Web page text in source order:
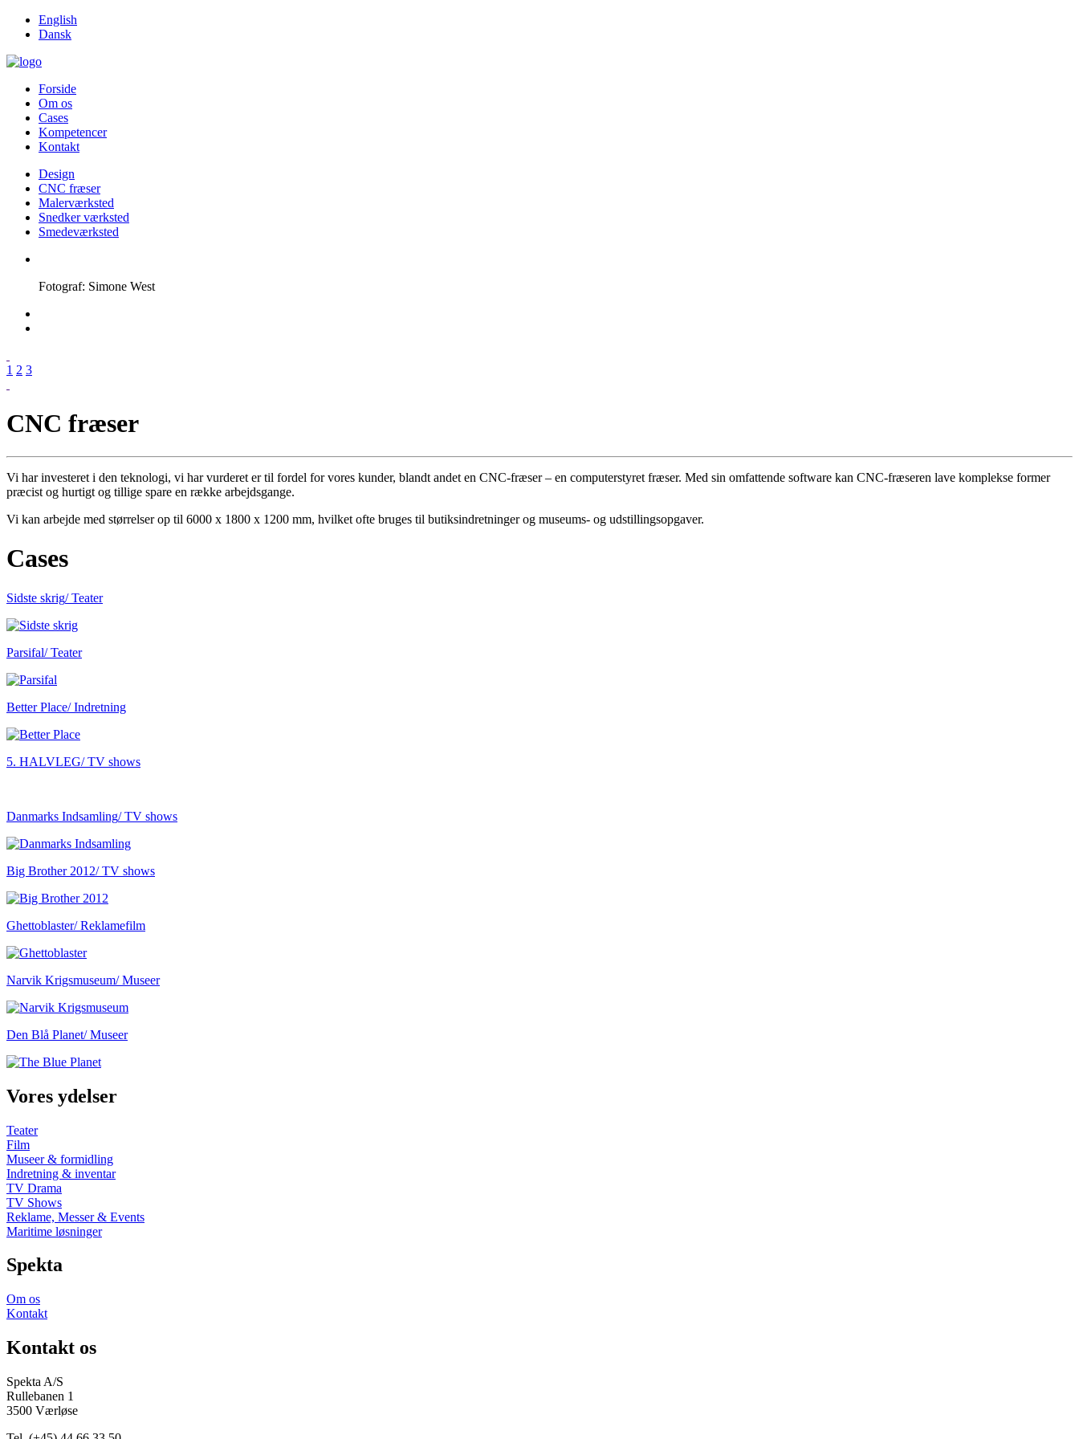
English
Dansk
Forside
Om os
Cases
Kompetencer
Kontakt
Design
CNC fræser
Malerværksted
Snedker værksted
Smedeværksted
Fotograf: Simone West
1 2 3
CNC fræser
Vi har investeret i den teknologi, vi har vurderet er til fordel for vores kunder, blandt andet en CNC-fræser – en computerstyret fræser. Med sin omfattende software kan CNC-fræseren lave komplekse former
præcist og hurtigt og tillige spare en række arbejdsgange.
Vi kan arbejde med størrelser op til 6000 x 1800 x 1200 mm, hvilket ofte bruges til butiksindretninger og museums- og udstillingsopgaver.
Cases
Sidste skrig/ Teater
Parsifal/ Teater
Better Place/ Indretning
5. HALVLEG/ TV shows
Danmarks Indsamling/ TV shows
Big Brother 2012/ TV shows
Ghettoblaster/ Reklamefilm
Narvik Krigsmuseum/ Museer
Den Blå Planet/ Museer
Vores ydelser
Teater
Film
Museer & formidling
Indretning & inventar
TV Drama
TV Shows
Reklame, Messer & Events
Maritime løsninger
Spekta
Om os
Kontakt
Kontakt os
Spekta A/S
Rullebanen 1
3500 Værløse